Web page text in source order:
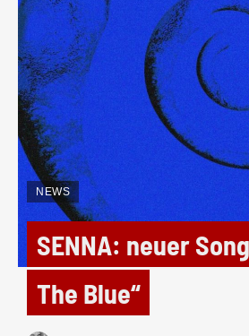
NEWS
SENNA: neuer
The Blue“